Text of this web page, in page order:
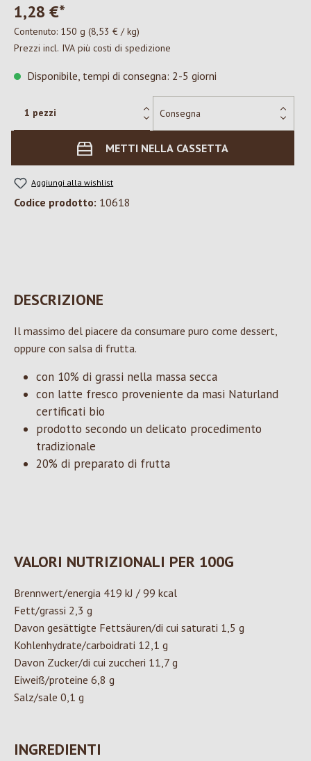
1,28 €*
Contenuto: 150 g (8,53 € / kg)
Prezzi incl. IVA più costi di spedizione
Disponibile, tempi di consegna: 2-5 giorni
METTI NELLA CASSETTA
Aggiungi alla wishlist
Codice prodotto: 10618
DESCRIZIONE
Il massimo del piacere da consumare puro come dessert,
oppure con salsa di frutta.
con 10% di grassi nella massa secca
con latte fresco proveniente da masi Naturland
certificati bio
prodotto secondo un delicato procedimento
tradizionale
20% di preparato di frutta
VALORI NUTRIZIONALI PER 100G
Brennwert/energia 419 kJ / 99 kcal
Fett/grassi 2,3 g
Davon gesättigte Fettsäuren/di cui saturati 1,5 g
Kohlenhydrate/carboidrati 12,1 g
Davon Zucker/di cui zuccheri 11,7 g
Eiweiß/proteine 6,8 g
Salz/sale 0,1 g
INGREDIENTI